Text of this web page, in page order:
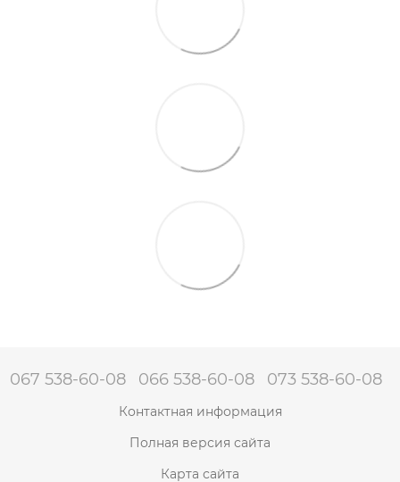
067 538-60-08 066 538-60-08 073 538-60-08
Контактная информация
Полная версия сайта
Карта сайта